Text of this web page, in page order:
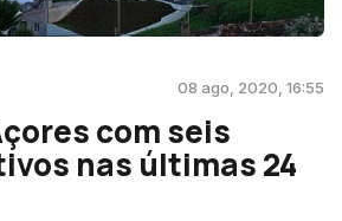
08 ago, 2020, 16:55
com seis
nas últimas 24